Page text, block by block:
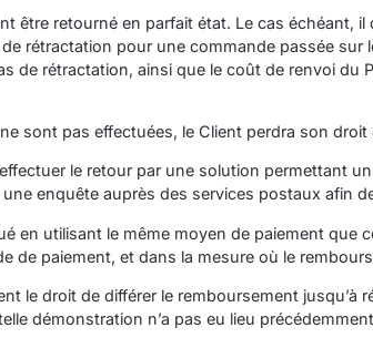
être retourné en parfait état. Le cas
rétractation pour une commande passée sur
de rétractation, ainsi que le coût de renvoi
sont pas effectuées, le Client perdra son
le retour par une solution permettant
enquête auprès des services postaux afin
en utilisant le même moyen de paiement
de paiement, et dans la mesure où le
le droit de différer le remboursement
démonstration n’a pas eu lieu